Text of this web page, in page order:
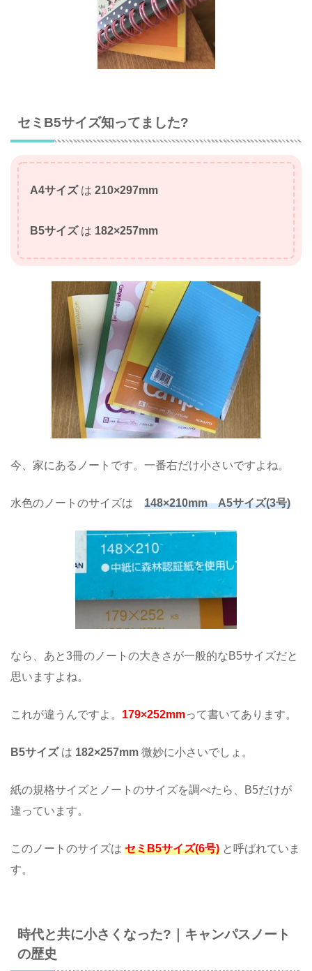
セミB5サイズ知ってました?
A4サイズ は 210×297mm
B5サイズは 182×257mm
今、家にあるノートです。一番右だけ小さいですよね。
水色のノートのサイズは 148×210mm A5サイズ(3号)
なら、あと3冊のノートの大きさが一般的なB5サイズだと
思いますよね。
これが違うんですよ。 179×252mmって書いてあります。
B5サイズは 182×257mm 微妙に小さいでしょ。
紙の規格サイズとノートのサイズを調べたら、B5だけが
違っています。
このノートのサイズは セミB5サイズ(6号) と呼ばれていま
す。
時代と共に小さくなった?｜キャンパスノート
の歴史